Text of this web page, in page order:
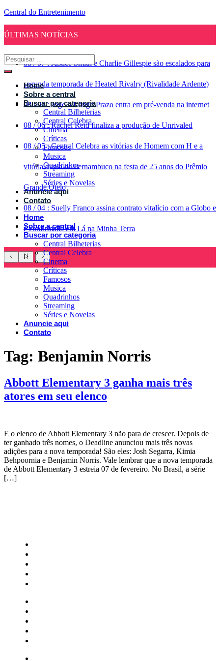
Central do Entretenimento
ÚLTIMAS NOTÍCIAS
08 / 07 : Justice Smith e Charlie Gillespie são escalados para
segunda temporada de Heated Rivalry (Rivalidade Ardente)
08 / 07 : Jogo a Longo Prazo entra em pré-venda na internet
08 / 06 : Rachel Reid finaliza a produção de Unrivaled
08 / 05 : Central Celebra as vitórias de Homem com H e a
vitória dupla de Pernambuco na festa de 25 anos do Prêmio
Grande Otelo
08 / 04 : Suelly Franco assina contrato vitalício com a Globo e
é confirmada em Lá na Minha Terra
Home
Sobre a central
Buscar por categoria
Central Bilheterias
Central Celebra
Cinema
Críticas
Famosos
Musica
Quadrinhos
Streaming
Séries e Novelas
Anuncie aqui
Contato
Home
Sobre a central
Buscar por categoria
Central Bilheterias
Central Celebra
Cinema
Críticas
Famosos
Musica
Quadrinhos
Streaming
Séries e Novelas
Anuncie aqui
Contato
Tag: Benjamin Norris
Abbott Elementary 3 ganha mais três
atores em seu elenco
E o elenco de Abbott Elementary 3 não para de crescer. Depois de
ter ganhado três nomes, o Deadline anunciou mais três novas
adições para a nova temporada! São eles: Josh Segarra, Kimia
Behpoornia e Benjamin Norris. Vale lembrar que a nova temporada
de Abbott Elementary 3 estreia 07 de fevereiro. No Brasil, a série
[…]